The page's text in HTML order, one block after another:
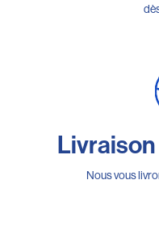
Nous vous